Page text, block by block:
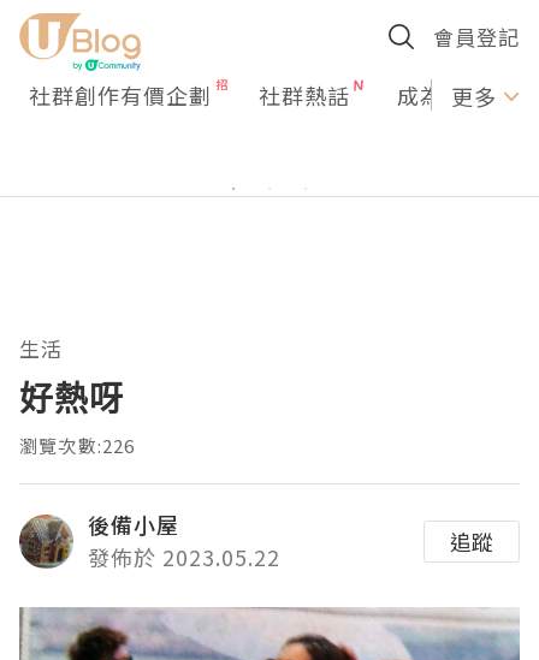
會員登記
社群創作有價企劃 社群熱話 成為U更多
生活
好熱呀
瀏覽次數:226
後備小屋
發佈於 2023.05.22
追蹤